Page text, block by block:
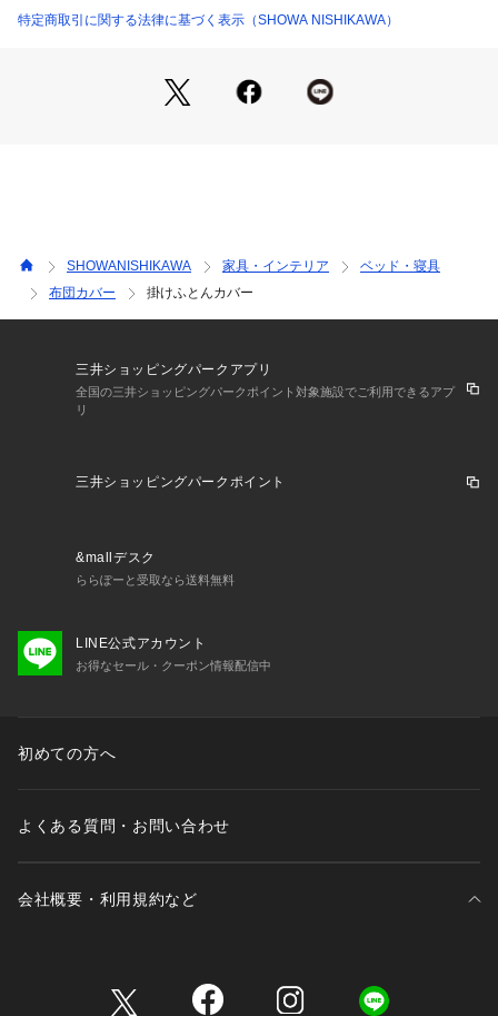
特定商取引に関する法律に基づく表示（SHOWA NISHIKAWA）
SHOWANISHIKAWA 家具・インテリア
ベッド・寝具
布団カバー
掛けふとんカバー
三井ショッピングパークアプリ
全国の三井ショッピングパークポイント対象施設でご利用できるアプ
リ
三井ショッピングパークポイント
&mallデスク
ららぽーと受取なら送料無料
LINE公式アカウント
お得なセール・クーポン情報配信中
初めての方へ
よくある質問・お問い合わせ
会社概要・利用規約など